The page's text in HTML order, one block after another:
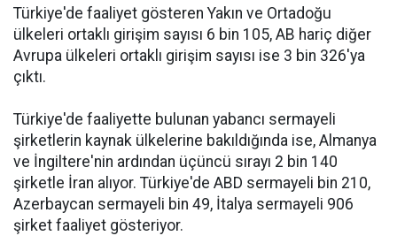
Türkiye'de faaliyet gösteren Yakın ve Ortadoğu
ülkeleri ortaklı girişim sayısı 6 bin 105, AB hariç diğer
Avrupa ülkeleri ortaklı girişim sayısı ise 3 bin 326'ya
çıktı.
Türkiye'de faaliyette bulunan yabancı sermayeli
şirketlerin kaynak ülkelerine bakıldığında ise, Almanya
ve İngiltere'nin ardından üçüncü sırayı 2 bin 140
şirketle İran alıyor. Türkiye'de ABD sermayeli bin 210,
Azerbaycan sermayeli bin 49, İtalya sermayeli 906
şirket faaliyet gösteriyor.